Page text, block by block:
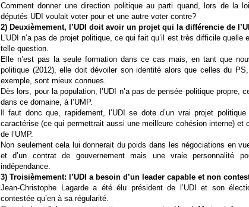
Comment donner une direction politique au parti quand, lors de la
députés UDI voulait voter pour et une autre voter contre?
2) Deuxièmement, l’UDI doit avoir un projet qui la différencie de
L’UDI n’a pas de projet politique, ce qui fait qu’il est très difficile
telle question.
Elle n’est pas la seule formation dans ce cas mais, en tant que
politique (2012), elle doit dévoiler son identité alors que celles du
exemple, sont mieux connues.
Dès lors, pour la population, l’UDI n’a pas de pensée politique propre,
dans ce domaine, à l’UMP.
Il faut donc que, rapidement, l’UDI se dote d’un vrai projet
caractérise (ce qui permettrait aussi une meilleure cohésion interne) et
de l’UMP.
Non seulement cela lui donnerait du poids dans les négociations en
et d’un contrat de gouvernement mais une vraie personnalité
indépendance.
3) Troisièmement: l’UDI a besoin d’un leader capable et non
Jean-Christophe Lagarde a été élu président de l’UDI et son
contestée qu’en à sa régularité.